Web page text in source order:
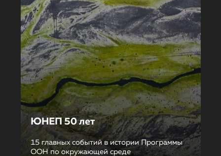
ЮНЕП 50 лет
15 главных событий в истории Программы
ООН по окружающей среде